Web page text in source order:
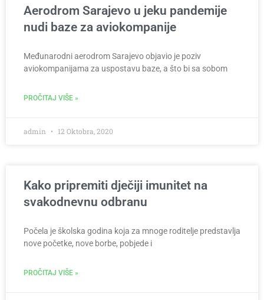
Aerodrom Sarajevo u jeku pandemije
nudi baze za aviokompanije
Međunarodni aerodrom Sarajevo objavio je poziv
aviokompanijama za uspostavu baze, a što bi sa sobom
PROČITAJ VIŠE »
admin 12 Oktobra, 2020
Kako pripremiti dječiji imunitet na
svakodnevnu odbranu
Počela je školska godina koja za mnoge roditelje predstavlja
nove početke, nove borbe, pobjede i
PROČITAJ VIŠE »